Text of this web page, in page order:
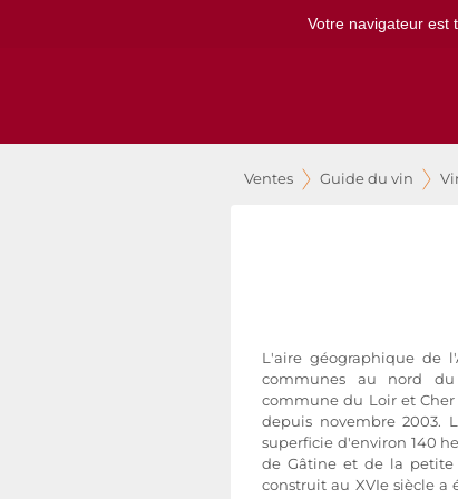
Votre navigateur est
Ventes Guide du vin
L'aire géographique de
communes au nord
commune du Loir et Cher
depuis novembre 2003.
superficie d'environ 140
de Gâtine et de la petite
construit au XVIe siècle a